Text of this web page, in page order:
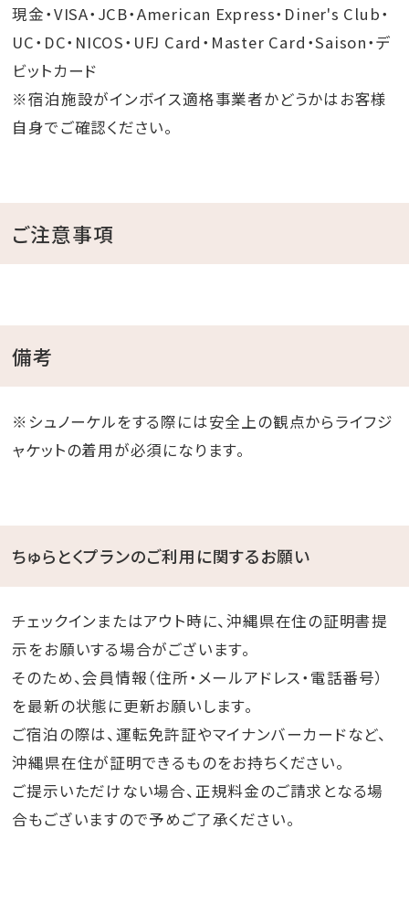
現金・VISA・JCB・American Express・Diner's Club・
UC・DC・NICOS・UFJ Card・Master Card・Saison・デ
ビットカード
※宿泊施設がインボイス適格事業者かどうかはお客様
自身でご確認ください。
ご注意事項
備考
※シュノーケルをする際には安全上の観点からライフジ
ャケットの着用が必須になります。
ちゅらとくプランのご利用に関するお願い
チェックインまたはアウト時に、沖縄県在住の証明書提
示をお願いする場合がございます。
そのため、会員情報（住所・メールアドレス・電話番号）
を最新の状態に更新お願いします。
ご宿泊の際は、運転免許証やマイナンバーカードなど、
沖縄県在住が証明できるものをお持ちください。
ご提示いただけない場合、正規料金のご請求となる場
合もございますので予めご了承ください。